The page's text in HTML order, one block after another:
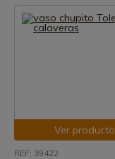
Ver producto
REF: 39422